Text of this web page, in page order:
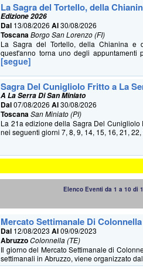
La Sagra del Tortello, della
Edizione 2026
Dal 13/08/2026Al30/08/2026
ToscanaBorgo San Lorenzo (FI)
La Sagra del Tortello, della Chianina e
quest'anno torna uno degli
[segue]
Sagra Del Cunigliolo Fritto a La
A La Serra Di San Miniato
Dal07/08/2026Al30/08/2026
ToscanaSan Miniato (PI)
La 21a edizione della Sagra Del Cunigliolo
nei seguenti giorni 7, 8, 9, 14, 15, 16, 21,
Elenco Eventi da 1 a 10 di
Mercato Settimanale Di Colonnella
Dal 12/08/2023Al09/09/2023
AbruzzoColonnella (TE)
Il giorno del Mercato Settimanale di
settimanali in Abruzzo, viene organizzato